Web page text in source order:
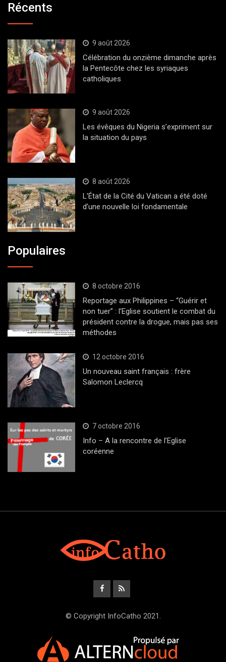
Récents
9 août 2026
Célébration du onzième dimanche après
la Pentecôte chez les syriaques
catholiques
9 août 2026
Les évêques du Nigeria s’expriment sur
la situation du pays
8 août 2026
L’État de la Cité du Vatican a été doté
d’une nouvelle loi fondamentale
Populaires
8 octobre 2016
Reportage aux Philippines – “Guérir et
non tuer” : l’Eglise soutient le combat du
président contre la drogue, mais pas ses
méthodes
12 octobre 2016
Un nouveau saint français : frère
Salomon Leclercq
7 octobre 2016
Info – A la rencontre de l’Eglise
coréenne
© Copyright InfoCatho 2021.